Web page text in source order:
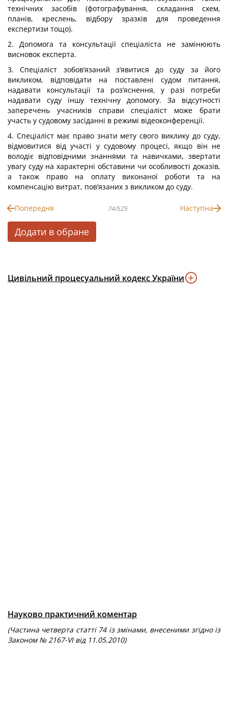
технічних засобів (фотографування, складання схем,
планів, креслень, відбору зразків для проведення
експертизи тощо).
2. Допомога та консультації спеціаліста не замінюють
висновок експерта.
3. Спеціаліст зобов’язаний з’явитися до суду за його
викликом, відповідати на поставлені судом питання,
надавати консультації та роз’яснення, у разі потреби
надавати суду іншу технічну допомогу. За відсутності
заперечень учасників справи спеціаліст може брати
участь у судовому засіданні в режимі відеоконференції.
4. Спеціаліст має право знати мету свого виклику до суду,
відмовитися від участі у судовому процесі, якщо він не
володіє відповідними знаннями та навичками, звертати
увагу суду на характерні обставини чи особливості доказів,
а також право на оплату виконаної роботи та на
компенсацію витрат, пов’язаних з викликом до суду.
Попередня 74/525 Наступна
Додати в обране
Цивільний процесуальний кодекс України
Науково практичний коментар
(Частина четверта статті 74 із змінами, внесеними згідно із
Законом № 2167-VI від 11.05.2010)